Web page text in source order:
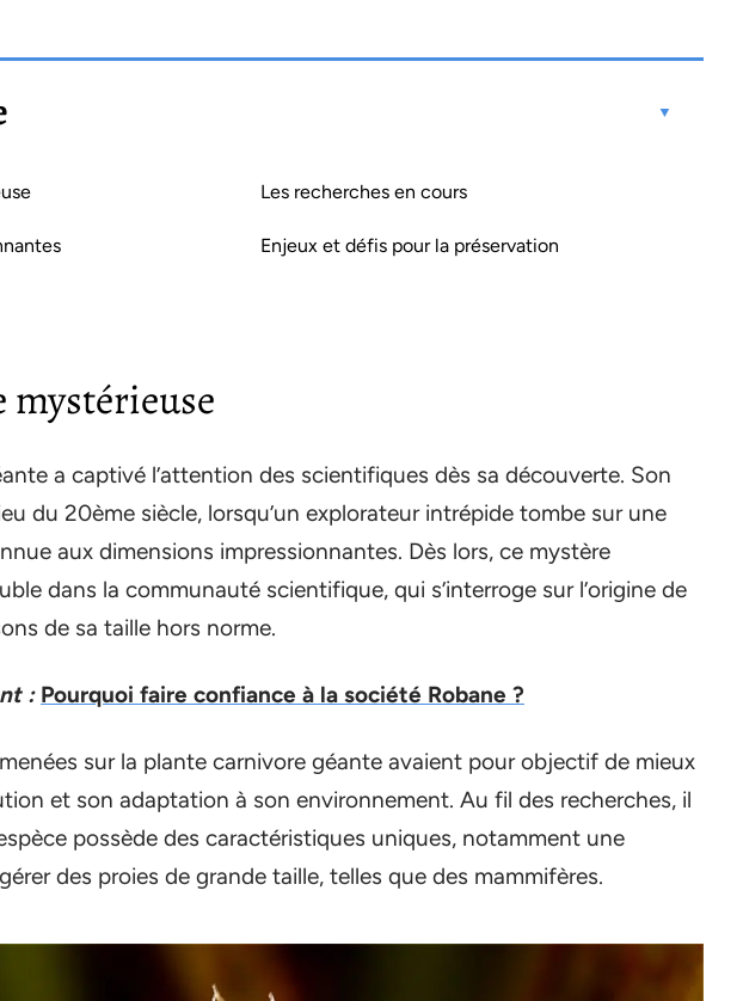
Les recherches en cours
Enjeux et défis pour la préservation
a captivé l’attention des scientifiques dès sa découverte. Son
du 20ème siècle, lorsqu’un explorateur intrépide tombe sur une
aux dimensions impressionnantes. Dès lors, ce mystère
dans la communauté scientifique, qui s’interroge sur l’origine de
de sa taille hors norme.
: Pourquoi faire confiance à la société Robane ?
sur la plante carnivore géante avaient pour objectif de mieux
et son adaptation à son environnement. Au fil des recherches, il
possède des caractéristiques uniques, notamment une
des proies de grande taille, telles que des mammifères.